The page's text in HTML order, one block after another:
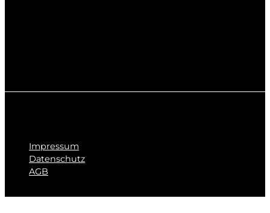
Impressum
Datenschutz
AGB